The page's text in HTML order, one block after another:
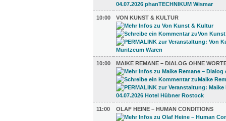
10:00 VON KUNST & KULTUR
10:00 MAIKE REMANE – DIALOG OHNE
11:00 OLAF HEINE – HUMAN CONDITIONS